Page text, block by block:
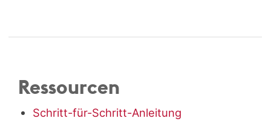
Ressourcen
Schritt-für-Schritt-Anleitung